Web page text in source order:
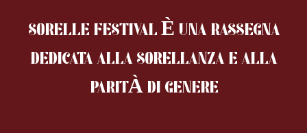
SORELLE FESTIVAL È UNA RASSEGNA
DEDICATA ALLA SORELLANZAE ALLA
PARITÀ DI GENERE